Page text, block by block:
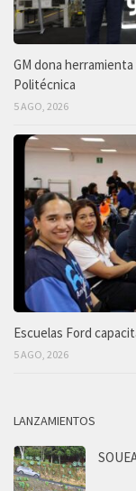
GM dona
Politécnica
5 AGO, 2026
Escuelas Ford
5 AGO, 2026
LANZAMIENTOS